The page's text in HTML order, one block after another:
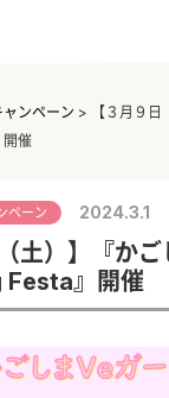
ンペーン >
【３月９
催
ペーン 2024.3.1
（土）】『か
』開催